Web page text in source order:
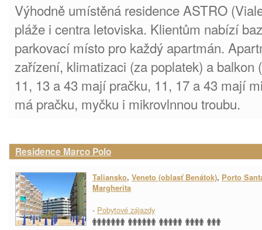
Výhodně umístěná residence ASTRO
pláže i centra letoviska. Klientům nabízí
parkovací místo pro každý apartmán.
zařízení, klimatizaci (za poplatek) a balkon
11, 13 a 43 mají pračku, 11, 17 a 43 mají
má pračku, myčku i mikrovlnnou troubu.
Residence Marco Polo
Taliansko, Veneto (oblasť Benátok), Porto
Margherita
- Pobytové zájazdy